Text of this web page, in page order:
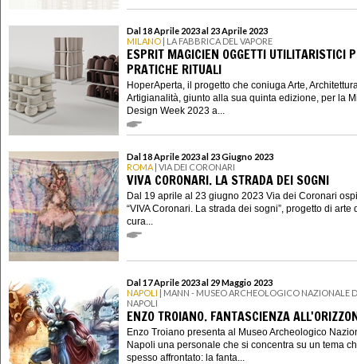
Dal 18 Aprile 2023 al 23 Aprile 2023
MILANO | LA FABBRICA DEL VAPORE
ESPRIT MAGICIEN OGGETTI UTILITARISTICI
PRATICHE RITUALI
HoperAperta, il progetto che coniuga Arte,
Artigianalità, giunto alla sua quinta edizione, per la
Design Week 2023 a...
Dal 18 Aprile 2023 al 23 Giugno 2023
ROMA | VIA DEI CORONARI
VIVA CORONARI. LA STRADA DEI SOGNI
Dal 19 aprile al 23 giugno 2023 Via dei Coronari
“VIVA Coronari. La strada dei sogni”, progetto di arte
cura...
Dal 17 Aprile 2023 al 29 Maggio 2023
NAPOLI | MANN - MUSEO ARCHEOLOGICO NAZIONALE
NAPOLI
ENZO TROIANO. FANTASCIENZA
Enzo Troiano presenta al Museo Archeologico
Napoli una personale che si concentra su un tema
spesso affrontato: la fanta...